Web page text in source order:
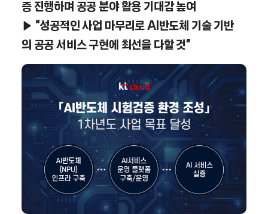
증 진행하며 공공 분야 활용 기대감 높여
▶ “성공적인 사업 마무리로 AI반도체 기술 기반
의 공공 서비스 구현에 최선을 다할 것”